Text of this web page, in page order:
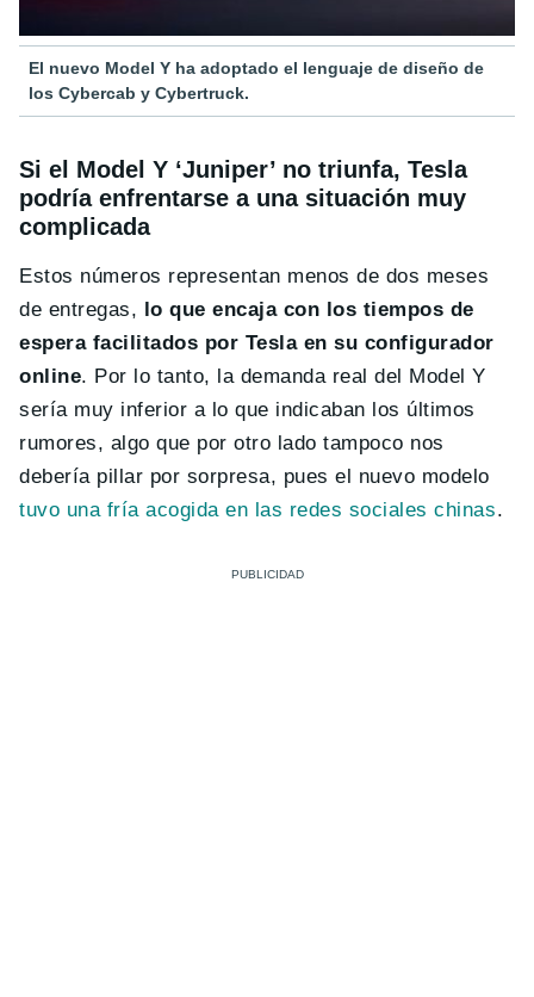
El nuevo Model Y ha adoptado el lenguaje de diseño de
los Cybercab y Cybertruck.
Si el Model Y ‘Juniper’ no triunfa, Tesla
podría enfrentarse a una situación muy
complicada
Estos números representan menos de dos meses
de entregas, lo que encaja con los tiempos de
espera facilitados por Tesla en su configurador
online. Por lo tanto, la demanda real del Model Y
sería muy inferior a lo que indicaban los últimos
rumores, algo que por otro lado tampoco nos
debería pillar por sorpresa, pues el nuevo modelo
tuvo una fría acogida en las redes sociales chinas.